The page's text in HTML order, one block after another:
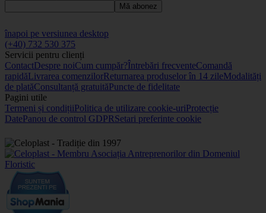
Mă abonez
înapoi pe versiunea desktop
(+40) 732 530 375
Servicii pentru clienți
ContactDespre noiCum cumpăr?Întrebări frecventeComandă
rapidăLivrarea comenzilorReturnarea produselor în 14 zileModalități
de platăConsultanță gratuităPuncte de fidelitate
Pagini utile
Termeni și condițiiPolitica de utilizare cookie-uriProtecție
DatePanou de control GDPRSetari preferinte cookie